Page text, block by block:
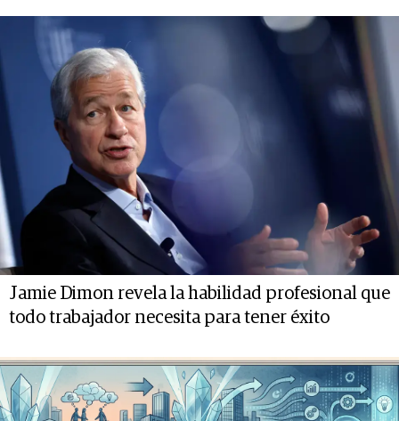
Jamie Dimon revela la habilidad profesional que
todo trabajador necesita para tener éxito